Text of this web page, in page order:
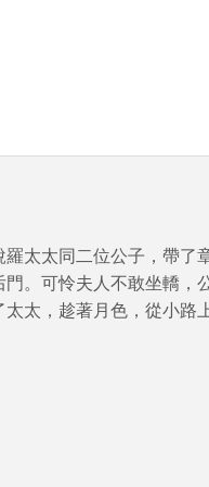
羅太太同二位公子，帶了
門。可怜夫人不敢坐轎，
太太，趁著月色，從小路